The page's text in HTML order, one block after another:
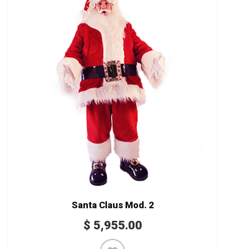
Santa Claus Mod. 2
$ 5,955.00